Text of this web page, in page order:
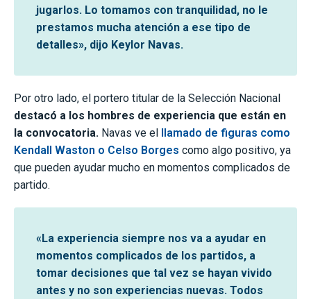
jugarlos. Lo tomamos con tranquilidad, no le
prestamos mucha atención a ese tipo de
detalles», dijo Keylor Navas.
Por otro lado, el portero titular de la Selección Nacional
destacó a los hombres de experiencia que están en
la convocatoria. Navas ve el llamado de figuras como
Kendall Waston o Celso Borges como algo positivo, ya
que pueden ayudar mucho en momentos complicados de
partido.
«La experiencia siempre nos va a ayudar en
momentos complicados de los partidos, a
tomar decisiones que tal vez se hayan vivido
antes y no son experiencias nuevas. Todos